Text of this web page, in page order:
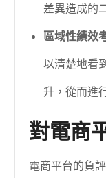
差異造成的
區域性績效
以清楚地看
升，從而進
對電商
電商平台的負